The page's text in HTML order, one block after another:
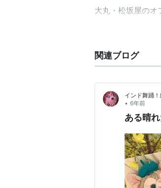
大丸・松坂屋のオ
関連ブログ
インド舞踊
• 6年前
ある晴